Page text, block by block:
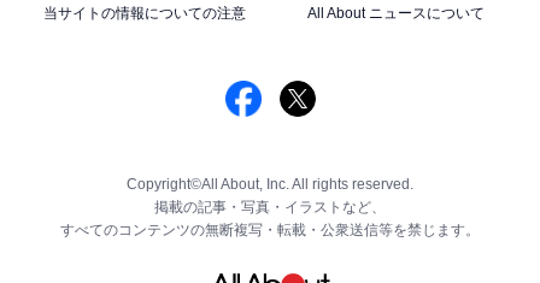
当サイトの情報についての注意
All About ニュースについて
Copyright©All About, Inc. All rights reserved.
掲載の記事・写真・イラストなど、
すべてのコンテンツの無断複写・転載・公衆送信等を禁じます。